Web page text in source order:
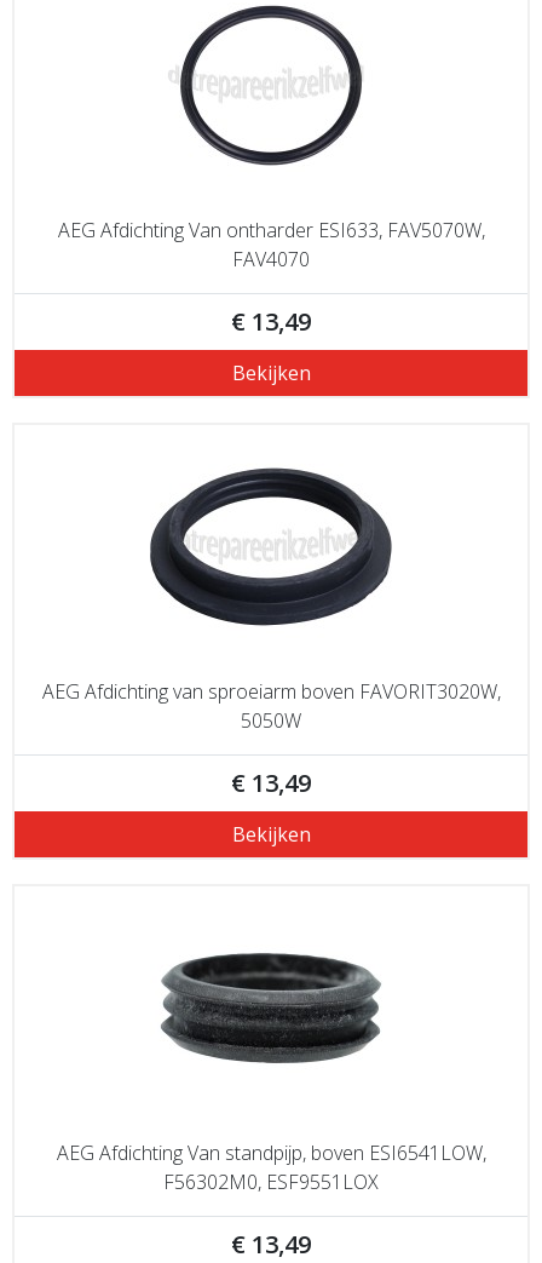
AEG Afdichting Van ontharder ESI633, FAV5070W,
FAV4070
€ 13,49
Bekijken
AEG Afdichting van sproeiarm boven FAVORIT3020W,
5050W
€ 13,49
Bekijken
AEG Afdichting Van standpijp, boven ESI6541LOW,
F56302M0, ESF9551LOX
€ 13,49